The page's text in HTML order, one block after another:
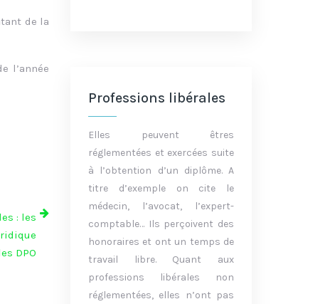
de la
l’année
: les
DPO
Professions libérales
Elles peuvent êtres
réglementées et exercées suite
à l’obtention d’un diplôme. A
titre d’exemple on cite le
médecin, l’avocat, l’expert-
comptable… Ils perçoivent des
honoraires et ont un temps de
travail libre. Quant aux
professions libérales non
réglementées, elles n’ont pas